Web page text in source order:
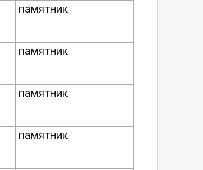
памятник
памятник
памятник
памятник